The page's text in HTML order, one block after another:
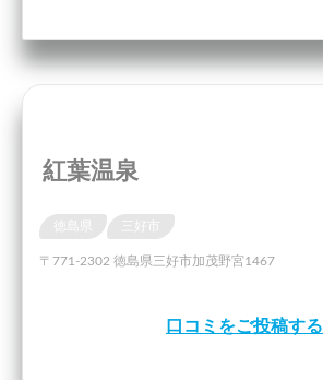
紅葉温泉
〒771-2302 徳島県三好市加茂野宮1467
口コミをご投稿する